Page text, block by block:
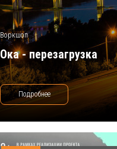
Воркшоп
Ока - перезагрузка
Подробнее